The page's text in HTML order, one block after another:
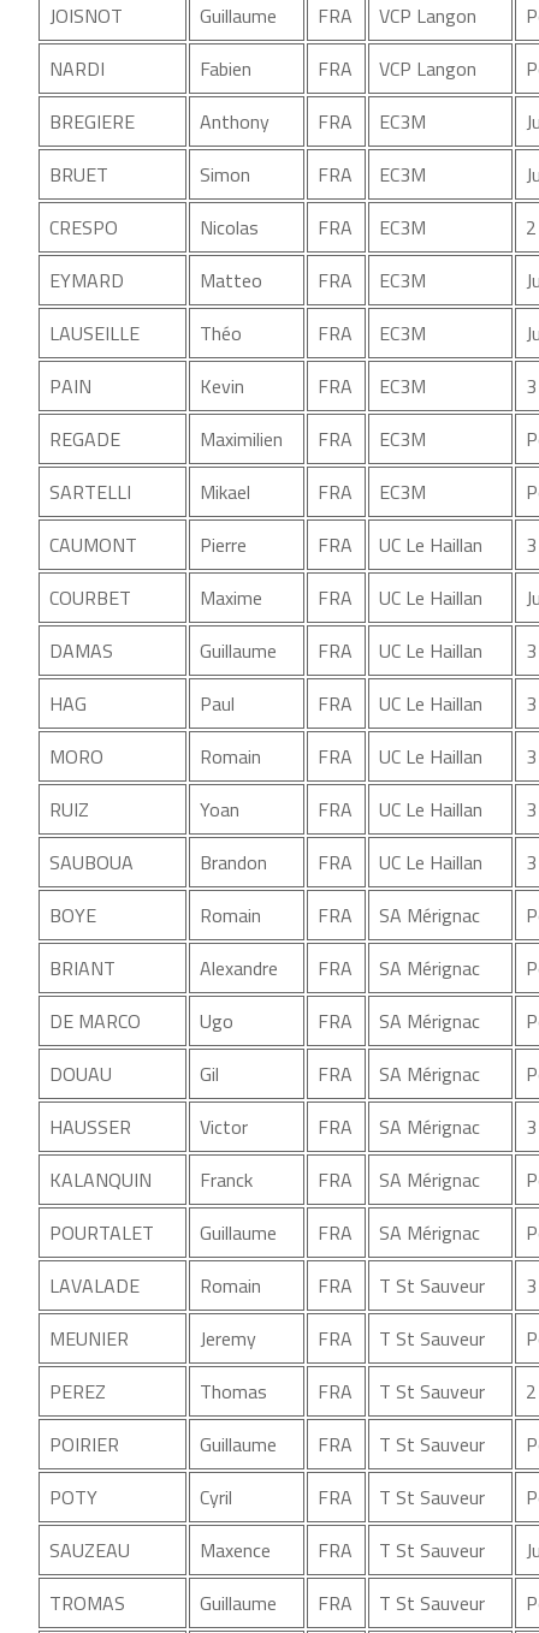
JOISNOT
Guillaume FRA VCP Langon
NARDI
Fabien FRA VCP Langon
BREGIERE
Anthony FRA EC3M
BRUET
Simon FRA EC3M
CRESPO
Nicolas FRA EC3M
EYMARD
Matteo FRA EC3M
LAUSEILLE
Théo FRA EC3M
PAIN
Kevin FRA EC3M
REGADE
Maximilien FRA EC3M
SARTELLI
Mikael FRA EC3M
CAUMONT
Pierre FRA UC Le Haillan
COURBET
Maxime FRA UC Le Haillan
DAMAS
Guillaume FRA UC Le Haillan
HAG
Paul FRA UC Le Haillan
MORO
Romain FRA UC Le Haillan
RUIZ
Yoan FRA UC Le Haillan
SAUBOUA
Brandon FRA UC Le Haillan
BOYE
Romain FRA SA Mérignac
BRIANT
Alexandre FRA SA Mérignac
DE MARCO
Ugo FRA SA Mérignac
DOUAU
Gil FRA SA Mérignac
HAUSSER
Victor FRA SA Mérignac
KALANQUIN
Franck FRA SA Mérignac
POURTALET
Guillaume FRA SA Mérignac
LAVALADE
Romain FRA T St Sauveur
MEUNIER
Jeremy FRA T St Sauveur
PEREZ
Thomas FRA T St Sauveur
POIRIER
Guillaume FRA T St Sauveur
POTY
Cyril FRA T St Sauveur
SAUZEAU
Maxence FRA T St Sauveur
TROMAS
Guillaume FRA T St Sauveur